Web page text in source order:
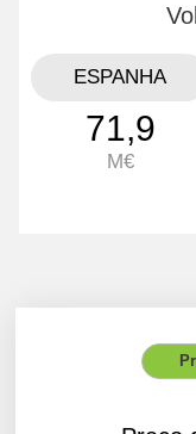
ESPANHA
71,9
M€